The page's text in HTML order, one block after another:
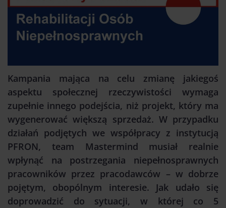
Kampania mająca na celu zmianę jakiegoś
aspektu społecznej rzeczywistości wymaga
zupełnie innego podejścia, niż projekt, który ma
wygenerować większą sprzedaż. W przypadku
działań podjętych we współpracy z instytucją
PFRON, team Mastermind musiał realnie
wpłynąć na postrzegania niepełnosprawnych
pracowników przez pracodawców – w dobrze
pojętym, obopólnym interesie. Jak udało się
doprowadzić do sytuacji, w której co 5